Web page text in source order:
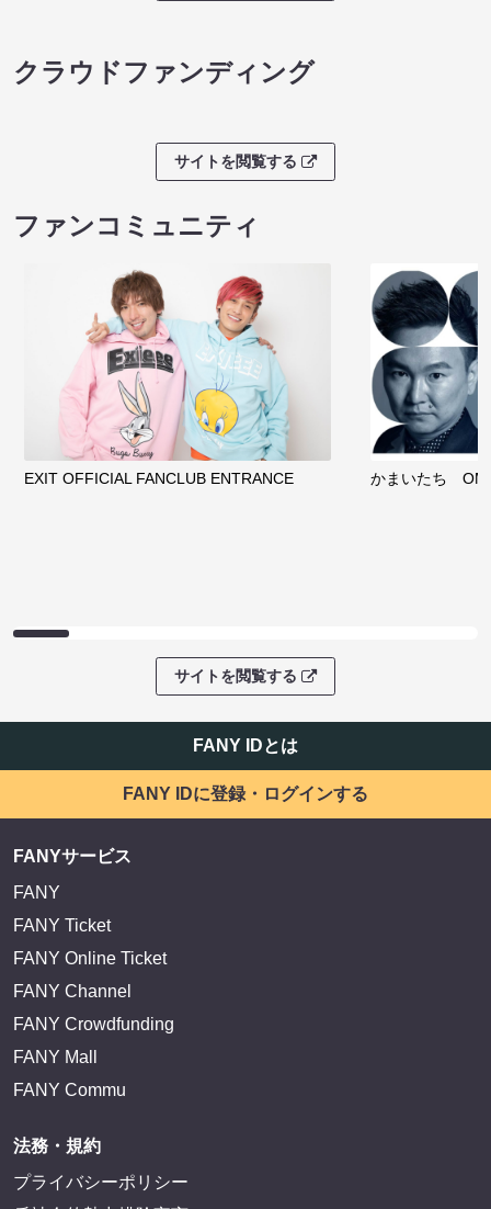
クラウドファンディング
サイトを閲覧する
ファンコミュニティ
EXIT OFFICIAL FANCLUB ENTRANCE かまいたち
サイトを閲覧する
FANY IDとは
FANY IDに登録・ログインする
FANYサービス
FANY
FANY Ticket
FANY Online Ticket
FANY Channel
FANY Crowdfunding
FANY Mall
FANY Commu
法務・規約
プライバシーポリシー